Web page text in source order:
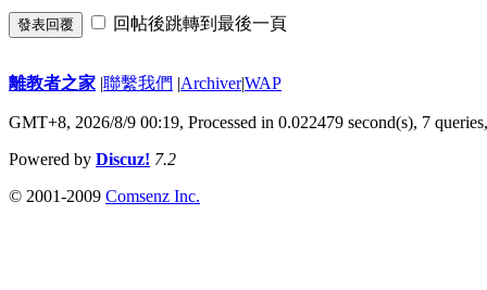
發表回覆 回帖後跳轉到最後一頁
離教者之家 |聯繫我們 |Archiver|WAP
GMT+8, 2026/8/9 00:19, Processed in 0.022479 second(s), 7
Powered by Discuz! 7.2
© 2001-2009 Comsenz Inc.